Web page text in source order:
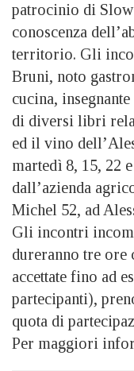
patrocinio di
conoscenza
territorio. Gli
Bruni, noto
cucina,
di diversi libri
ed il vino
martedì 8, 15, 22
dall’azienda
Michel 52, ad
Gli incontri
dureranno tre ore
accettate fino ad
partecipanti),
quota di
Per maggiori